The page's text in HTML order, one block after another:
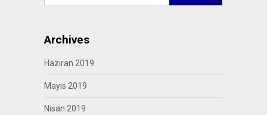
Archives
Haziran 2019
Mayıs 2019
Nisan 2019